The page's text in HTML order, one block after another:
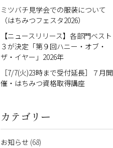
ミツバチ見学会での服装について
（はちみつフェスタ2026）
【ニュースリリース】各部門ベスト
３が決定「第９回ハニー・オブ・
ザ・イヤー」2026年
［7/7(火)23時まで受付延長］７月開
催・はちみつ資格取得講座
カテゴリー
お知らせ (68)